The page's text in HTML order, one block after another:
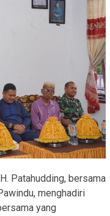
Patahudding, bersama
menghadiri
yang